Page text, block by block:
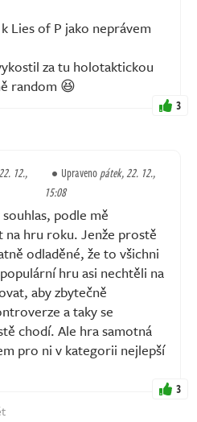
Lies of P jako neprávem
za tu holotaktickou
random 😆
3
12.,
Upravenopátek, 22. 12.,
15:08
podle mě
na hru roku. Jenže prostě
odladěné, že to všichni
hru asi nechtěli na
aby zbytečně
a taky se
chodí. Ale hra samotná
pro ni v kategorii nejlepší
3